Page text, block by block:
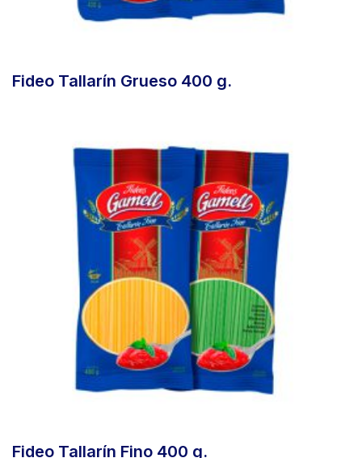
Fideo Tallarín Grueso 400 g.
Fideo Tallarín Fino 400 g.